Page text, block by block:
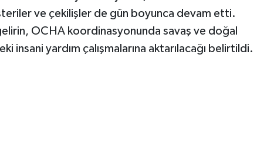
ve çekilişler de gün boyunca devam etti.
OCHA koordinasyonunda savaş ve doğal
yardım çalışmalarına aktarılacağı belirtildi.